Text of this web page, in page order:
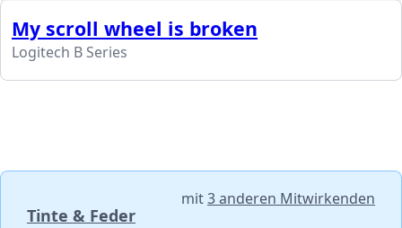
My scroll wheel is broken
Logitech B Series
Tinte & Feder
mit3 anderen Mitwirkenden